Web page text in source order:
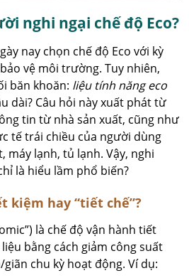
nghi ngại chế độ Eco?
nay chọn chế độ Eco với kỳ
vệ môi trường. Tuy nhiên,
băn khoăn: liệu tính năng eco
dài? Câu hỏi này xuất phát từ
tin từ nhà sản xuất, cũng như
tế trái chiều của người dùng
máy lạnh, tủ lạnh. Vậy, nghi
là hiểu lầm phổ biến?
kiệm hay “tiết chế”?
là chế độ vận hành tiết
bằng cách giảm công suất
chu kỳ hoạt động. Ví dụ: